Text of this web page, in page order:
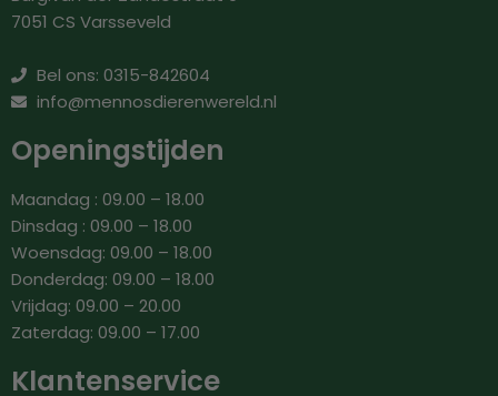
7051 CS Varsseveld
Bel ons: 0315-842604
info@mennosdierenwereld.nl
Openingstijden
Maandag : 09.00 – 18.00
Dinsdag : 09.00 – 18.00
Woensdag: 09.00 – 18.00
Donderdag: 09.00 – 18.00
Vrijdag: 09.00 – 20.00
Zaterdag: 09.00 – 17.00
Klantenservice